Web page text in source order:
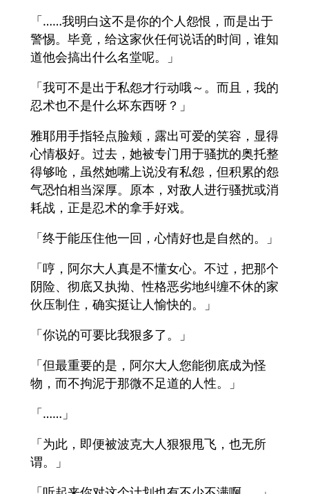
「……我明白这不是你的个人怨恨，而是出于
警惕。毕竟，给这家伙任何说话的时间，谁知
道他会搞出什么名堂呢。」
「我可不是出于私怨才行动哦～。而且，我的
忍术也不是什么坏东西呀？」
雅耶用手指轻点脸颊，露出可爱的笑容，显得
心情极好。过去，她被专门用于骚扰的奥托整
得够呛，虽然她嘴上说没有私怨，但积累的怨
气恐怕相当深厚。原本，对敌人进行骚扰或消
耗战，正是忍术的拿手好戏。
「终于能压住他一回，心情好也是自然的。」
「哼，阿尔大人真是不懂女心。不过，把那个
阴险、彻底又执拗、性格恶劣地纠缠不休的家
伙压制住，确实挺让人愉快的。」
「你说的可要比我狠多了。」
「但最重要的是，阿尔大人您能彻底成为怪
物，而不拘泥于那微不足道的人性。」
「……」
「为此，即便被波克大人狠狠甩飞，也无所
谓。」